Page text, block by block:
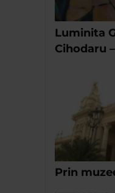
Luminita
Cihodaru
Prin